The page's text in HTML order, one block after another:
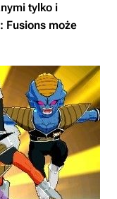
tylko i
Fusions może